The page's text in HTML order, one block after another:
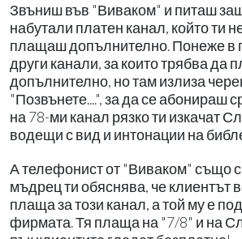
Звъниш във "Виваком" и питаш
набутали платен канал, който ти
плащаш допълнително. Понеже в
други канали, за които трябва да
допълнително, но там излиза
"Позвънете....", за да се абонираш
на 78-ми канал рязко ти изкачат
водещи с вид и интонации на
А телефонист от "Виваком" също
мъдрец ти обяснява, че клиентът
плаща за този канал, а той му е
фирмата. Тя плаща на "7/8" и на